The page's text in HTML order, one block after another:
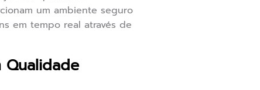
um ambiente seguro
em tempo real através de
Qualidade